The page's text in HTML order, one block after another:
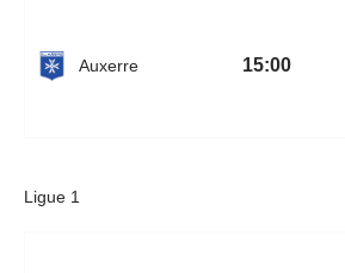
Auxerre 15:00
Ligue 1